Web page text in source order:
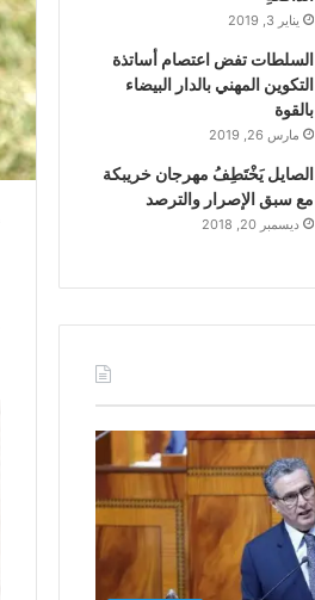
يناير 3, 2019
السلطات تفض اعتصام أساتذة
التكوين المهني بالدار البيضاء
بالقوة
مارس 26, 2019
الصايل يَخْتَطِفُ مهرجان خريبكة
مع سبق الإصرار والترصد
ديسمبر 20, 2018